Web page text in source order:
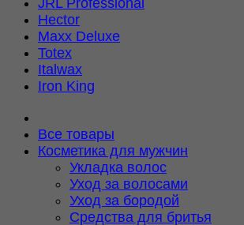
JRL Professional
Hector
Maxx Deluxe
Totex
Italwax
Iron King
Все товары
Косметика для мужчин
Укладка волос
Уход за волосами
Уход за бородой
Средства для бритья